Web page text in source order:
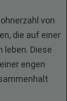
von
die auf einer
leben. Diese
engen